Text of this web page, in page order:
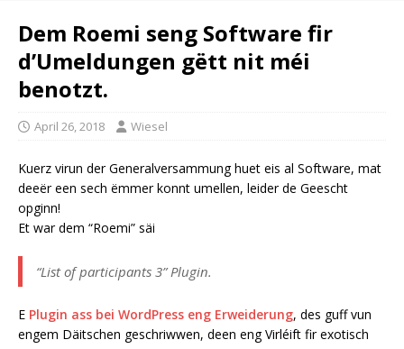
Dem Roemi seng Software fir
d’Umeldungen gëtt nit méi
benotzt.
April 26, 2018 Wiesel
Kuerz virun der Generalversammung huet eis al Software, mat
deeër een sech ëmmer konnt umellen, leider de Geescht
opginn!
Et war dem “Roemi” säi
“List of participants 3” Plugin.
E Plugin ass bei WordPress eng Erweiderung, des guff vun
engem Däitschen geschriwwen, deen eng Virléift fir exotisch